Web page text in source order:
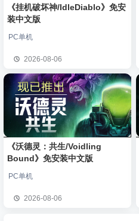
《挂机破坏神/IdleDiablo》免安
装中文版
PC单机
2026-08-06
《沃德灵：共生/Voidling
Bound》免安装中文版
PC单机
2026-08-06